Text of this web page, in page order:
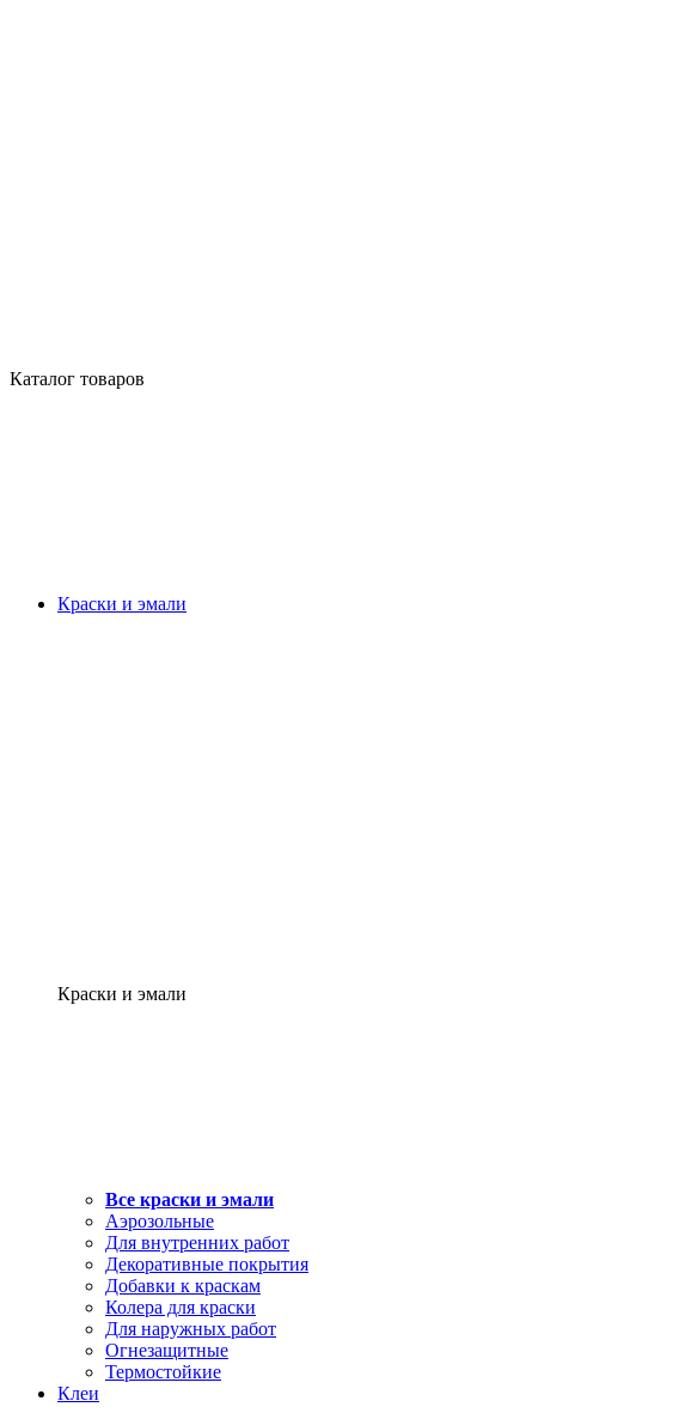
Каталог товаров
Краски и эмали
Краски и эмали
Все краски и эмали
Аэрозольные
Для внутренних работ
Декоративные покрытия
Добавки к краскам
Колера для краски
Для наружных работ
Огнезащитные
Термостойкие
Клеи